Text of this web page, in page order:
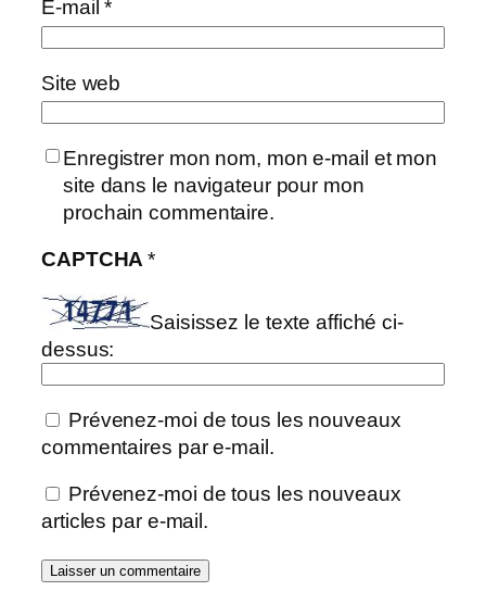
E-mail*
Site web
Enregistrer mon nom, mon e-mail et mon
site dans le navigateur pour mon
prochain commentaire.
CAPTCHA*
Saisissez le texte affiché ci-
dessus:
Prévenez-moi de tous les nouveaux
commentaires par e-mail.
Prévenez-moi de tous les nouveaux
articles par e-mail.